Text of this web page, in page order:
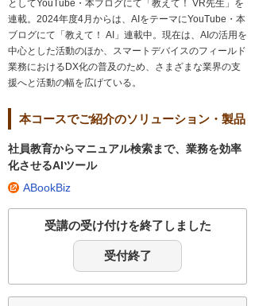
としてYouTube・本ブログにて「教えて！ VR先生」を
連載。2024年度4月からは、AIをテーマにYouTube・本
ブログにて「教えて！ AI」連載中。現在は、AIの活用を
中心とした活動のほか、スマートデバイスのフィールド
業務におけるDX化の普及のため、さまざまな業界の支
援へと活動の幅を広げている。
本コースでご紹介のソリューション・製品
社員教育からマニュアル検索まで、業務を効率
化させるAIツール
ABookBiz
受講の受け付けを終了しました
受付終了